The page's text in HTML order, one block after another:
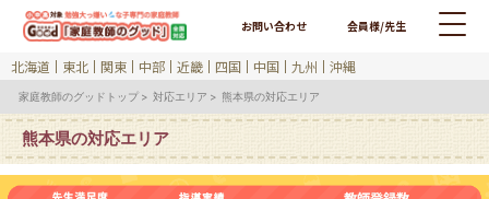
お問い合わせ 会員様/先生
北海道 東北 関東 中部 近畿 四国 中国 九州 沖縄
家庭教師のグッドトップ 対応エリア 熊本県の対応エリア
熊本県の対応エリア